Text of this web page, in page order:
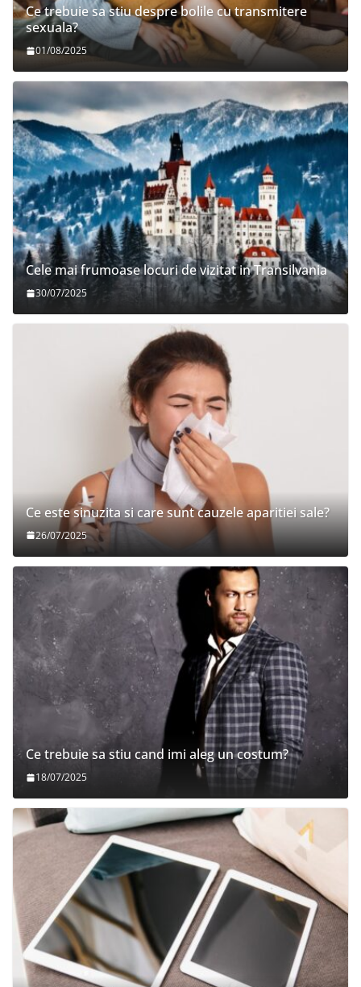
Ce trebuie sa stiu despre bolile cu transmitere
sexuala?
01/08/2025
Cele mai frumoase locuri de vizitat in Transilvania
30/07/2025
Ce este sinuzita si care sunt cauzele aparitiei sale?
26/07/2025
Ce trebuie sa stiu cand imi aleg un costum?
18/07/2025